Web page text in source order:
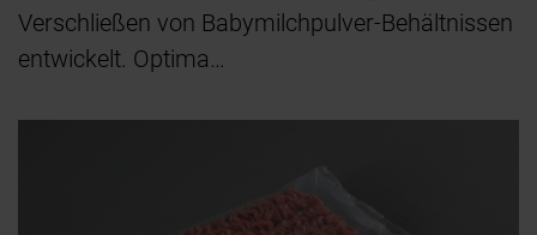
Verschließen von Babymilchpulver-Behältnissen
entwickelt. Optima…